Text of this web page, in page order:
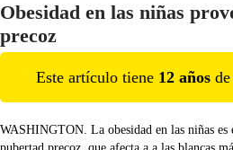
Obesidad en las niñas
precoz
Este artículo tiene 12 años
WASHINGTON. La obesidad en las niñas es